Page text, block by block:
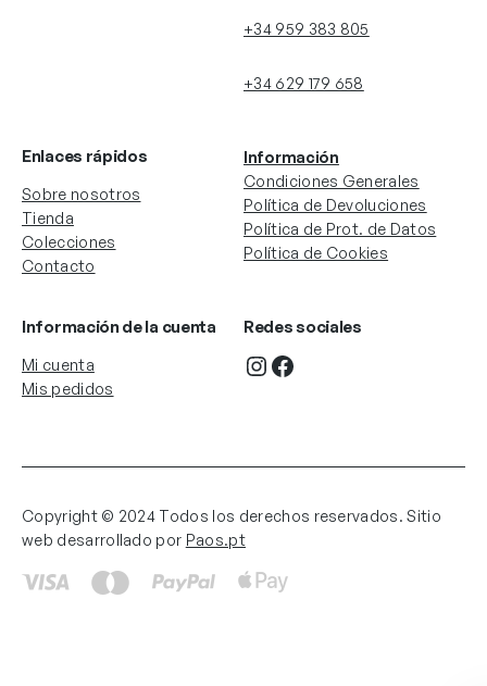
+34 959 383 805
+34 629 179 658
Enlaces rápidos
Sobre nosotros
Tienda
Colecciones
Contacto
Información
Condiciones Generales
Política de Devoluciones
Política de Prot. de Datos
Política de Cookies
Información de la cuenta
Mi cuenta
Mis pedidos
Redes sociales
InstagramFacebook
Copyright © 2024 Todos los derechos reservados. Sitio
web desarrollado por Paos.pt